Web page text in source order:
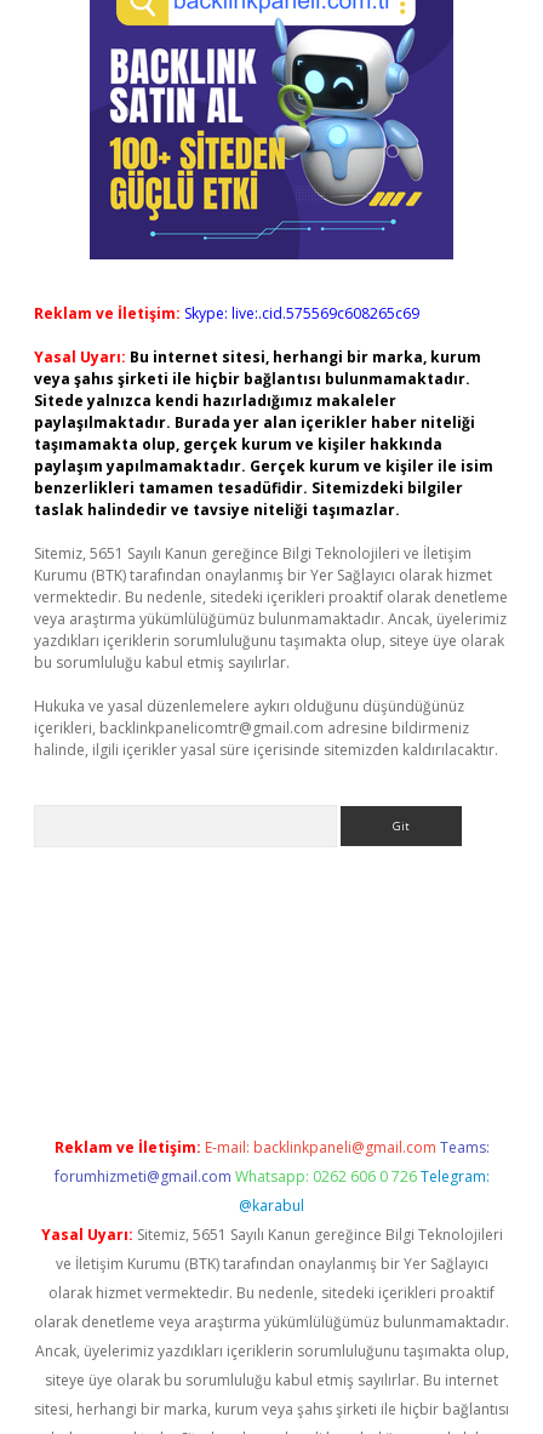
Reklam ve İletişim: Skype: live:.cid.575569c608265c69
Yasal Uyarı: Bu internet sitesi, herhangi bir marka, kurum
veya şahıs şirketi ile hiçbir bağlantısı bulunmamaktadır.
Sitede yalnızca kendi hazırladığımız makaleler
paylaşılmaktadır. Burada yer alan içerikler haber niteliği
taşımamakta olup, gerçek kurum ve kişiler hakkında
paylaşım yapılmamaktadır. Gerçek kurum ve kişiler ile isim
benzerlikleri tamamen tesadüfidir. Sitemizdeki bilgiler
taslak halindedir ve tavsiye niteliği taşımazlar.
Sitemiz, 5651 Sayılı Kanun gereğince Bilgi Teknolojileri ve İletişim
Kurumu (BTK) tarafından onaylanmış bir Yer Sağlayıcı olarak hizmet
vermektedir. Bu nedenle, sitedeki içerikleri proaktif olarak denetleme
veya araştırma yükümlülüğümüz bulunmamaktadır. Ancak, üyelerimiz
yazdıkları içeriklerin sorumluluğunu taşımakta olup, siteye üye olarak
bu sorumluluğu kabul etmiş sayılırlar.
Hukuka ve yasal düzenlemelere aykırı olduğunu düşündüğünüz
içerikleri, backlinkpanelicomtr@gmail.com adresine bildirmeniz
halinde, ilgili içerikler yasal süre içerisinde sitemizden kaldırılacaktır.
Reklam ve İletişim: E-mail: backlinkpaneli@gmail.com Teams:
forumhizmeti@gmail.com Whatsapp: 0262 606 0 726 Telegram:
@karabul
Yasal Uyarı: Sitemiz, 5651 Sayılı Kanun gereğince Bilgi Teknolojileri
ve İletişim Kurumu (BTK) tarafından onaylanmış bir Yer Sağlayıcı
olarak hizmet vermektedir. Bu nedenle, sitedeki içerikleri proaktif
olarak denetleme veya araştırma yükümlülüğümüz bulunmamaktadır.
Ancak, üyelerimiz yazdıkları içeriklerin sorumluluğunu taşımakta olup,
siteye üye olarak bu sorumluluğu kabul etmiş sayılırlar. Bu internet
sitesi, herhangi bir marka, kurum veya şahıs şirketi ile hiçbir bağlantısı